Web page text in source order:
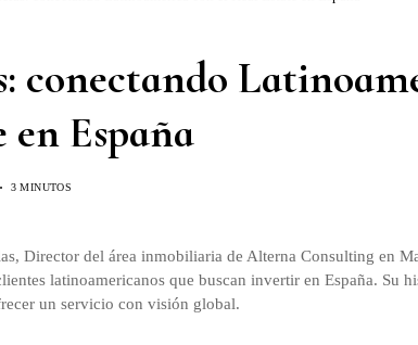
conectando
en España
3 MINUTOS
Director del área inmobiliaria de Alterna Consulting en
latinoamericanos que buscan invertir en España. Su
un servicio con visión global.